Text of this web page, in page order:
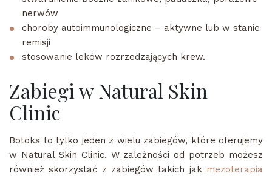
nerwów
choroby autoimmunologiczne – aktywne lub w stanie
remisji
stosowanie leków rozrzedzających krew.
Zabiegi w Natural Skin
Clinic
Botoks to tylko jeden z wielu zabiegów, które oferujemy
w Natural Skin Clinic. W zależności od potrzeb możesz
również skorzystać z zabiegów takich jak mezoterapia